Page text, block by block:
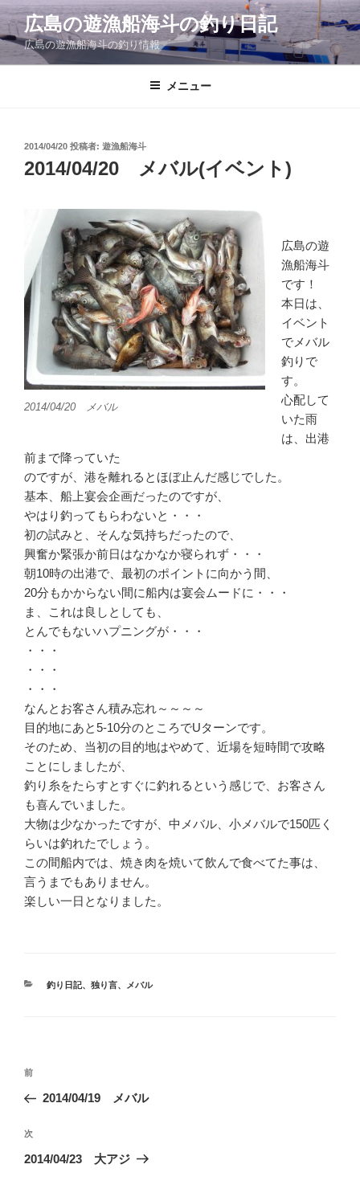
コ
ン
ン
広島の遊漁船海斗の釣り日記
広島の遊漁船海斗の釣り情報
メニュー
投
稿
日:
2014/04/20 投稿者: 遊漁船海斗
2014/04/20 メバル(イベント)
2014/04/20 メバル
広島の遊
漁船海斗
です！
本日は、
イベント
でメバル
釣りで
す。
心配して
いた雨
は、出港
前まで降っていた
のですが、港を離れるとほぼ止んだ感じでした。
基本、船上宴会企画だったのですが、
やはり釣ってもらわないと・・・
初の試みと、そんな気持ちだったので、
興奮か緊張か前日はなかなか寝られず・・・
朝10時の出港で、最初のポイントに向かう間、
20分もかからない間に船内は宴会ムードに・・・
ま、これは良しとしても、
とんでもないハプニングが・・・
・・・
・・・
・・・
なんとお客さん積み忘れ～～～～
目的地にあと5-10分のところでUターンです。
そのため、当初の目的地はやめて、近場を短時間で攻略
ことにしましたが、
釣り糸をたらすとすぐに釣れるという感じで、お客さん
も喜んでいました。
大物は少なかったですが、中メバル、小メバルで150匹く
らいは釣れたでしょう。
この間船内では、焼き肉を焼いて飲んで食べてた事は、
言うまでもありません。
楽しい一日となりました。
カ
釣り日記、 独り言、 メバル
投
ビ
ゲ
前
の
稿
前
2014/04/19 メバル
次
の
次
2014/04/23 大アジ